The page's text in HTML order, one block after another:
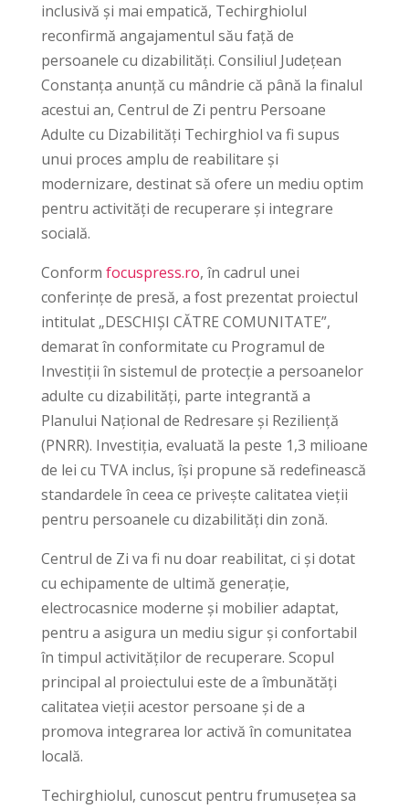
inclusivă și mai empatică, Techirghiolul
reconfirmă angajamentul său față de
persoanele cu dizabilități. Consiliul Județean
Constanța anunță cu mândrie că până la finalul
acestui an, Centrul de Zi pentru Persoane
Adulte cu Dizabilități Techirghiol va fi supus
unui proces amplu de reabilitare și
modernizare, destinat să ofere un mediu optim
pentru activități de recuperare și integrare
socială.
Conform focuspress.ro, în cadrul unei
conferințe de presă, a fost prezentat proiectul
intitulat „DESCHIȘI CĂTRE COMUNITATE”,
demarat în conformitate cu Programul de
Investiții în sistemul de protecție a persoanelor
adulte cu dizabilități, parte integrantă a
Planului Național de Redresare și Reziliență
(PNRR). Investiția, evaluată la peste 1,3 milioane
de lei cu TVA inclus, își propune să redefinească
standardele în ceea ce privește calitatea vieții
pentru persoanele cu dizabilități din zonă.
Centrul de Zi va fi nu doar reabilitat, ci și dotat
cu echipamente de ultimă generație,
electrocasnice moderne și mobilier adaptat,
pentru a asigura un mediu sigur și confortabil
în timpul activităților de recuperare. Scopul
principal al proiectului este de a îmbunătăți
calitatea vieții acestor persoane și de a
promova integrarea lor activă în comunitatea
locală.
Techirghiolul, cunoscut pentru frumusețea sa